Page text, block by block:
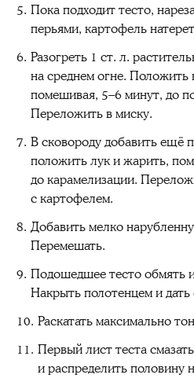
Пока подходит тесто,
перьями, картофель
Разогреть 1 ст. л.
на среднем огне. Положить
помешивая, 5–6 минут, до
Переложить в миску.
В сковороду добавить ещё
положить лук и жарить,
до карамелизации.
с картофелем.
Добавить мелко
Перемешать.
Подошедшее тесто обмять
Накрыть полотенцем и
Раскатать максимально
Первый лист теста
и распределить половину